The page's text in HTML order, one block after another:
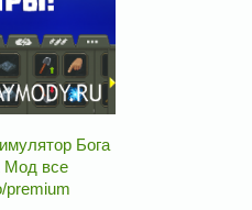
Бога
Мод все
premium